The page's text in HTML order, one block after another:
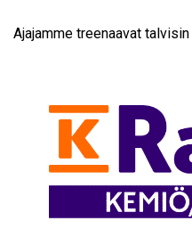
Ajajamme treenaavat talvisin